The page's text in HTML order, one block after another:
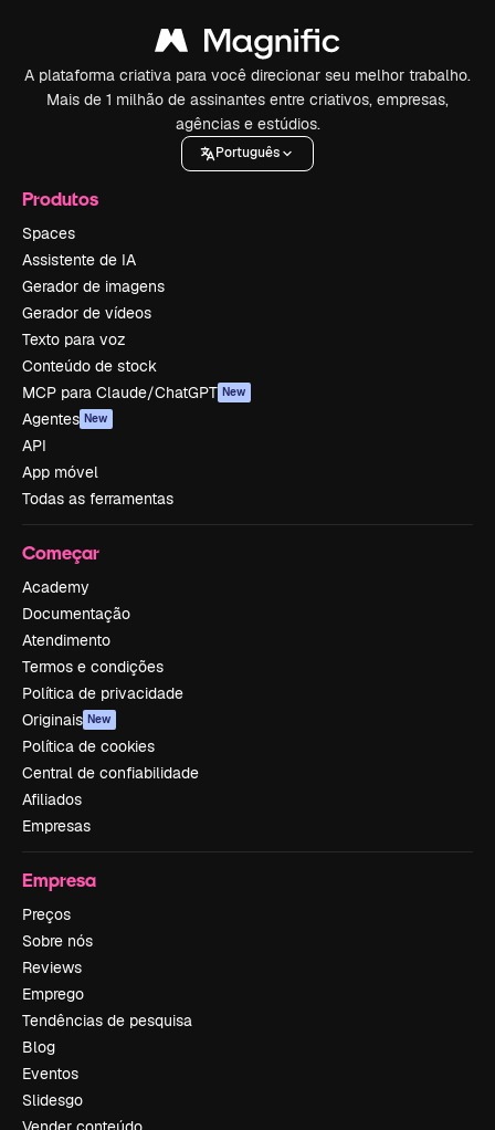
A plataforma criativa para você direcionar seu melhor trabalho.
Mais de 1 milhão de assinantes entre criativos, empresas,
agências e estúdios.
Português
Produtos
Spaces
Assistente de IA
Gerador de imagens
Gerador de vídeos
Texto para voz
Conteúdo de stock
MCP para Claude/ChatGPT New
Agentes New
API
App móvel
Todas as ferramentas
Começar
Academy
Documentação
Atendimento
Termos e condições
Política de privacidade
Originais New
Política de cookies
Central de confiabilidade
Afiliados
Empresas
Empresa
Preços
Sobre nós
Reviews
Emprego
Tendências de pesquisa
Blog
Eventos
Slidesgo